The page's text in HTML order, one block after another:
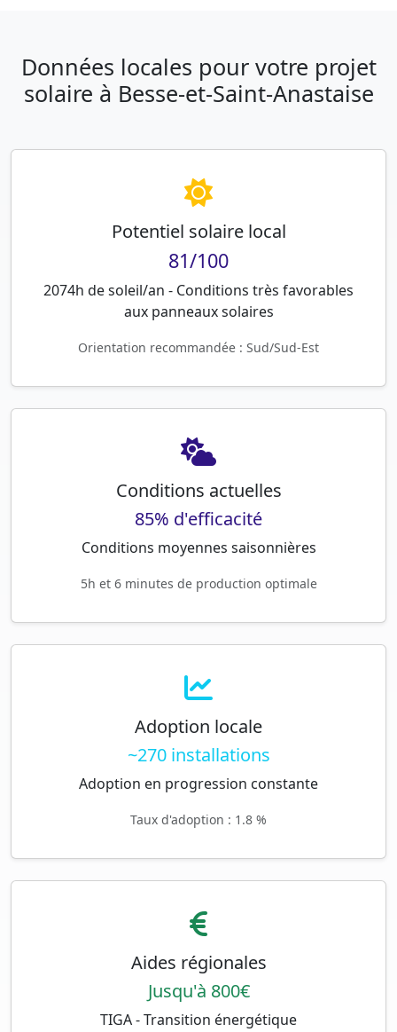
Données locales pour votre projet
solaire à Besse-et-Saint-Anastaise
Potentiel solaire local
81/100
2074h de soleil/an - Conditions très favorables
aux panneaux solaires
Orientation recommandée : Sud/Sud-Est
Conditions actuelles
85% d'efficacité
Conditions moyennes saisonnières
5h et 6 minutes de production optimale
Adoption locale
~270 installations
Adoption en progression constante
Taux d'adoption : 1.8 %
Aides régionales
Jusqu'à 800€
TIGA - Transition énergétique